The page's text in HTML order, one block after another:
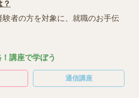
？
験者の方を対象に、就職のお手伝
講座で学ぼう
通信講座